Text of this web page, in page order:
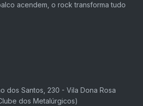
acendem, o rock transforma tudo
dos Santos, 230 - Vila Dona Rosa
dos Metalúrgicos)